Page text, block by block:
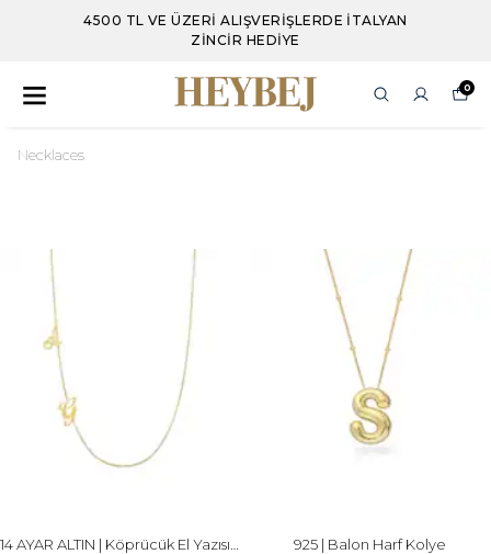
4500 TL VE ÜZERI ALIŞVERIŞLERDE İTALYAN
ZINCIR HEDIYE
0
Necklaces
925 | Balon Harf Kolye